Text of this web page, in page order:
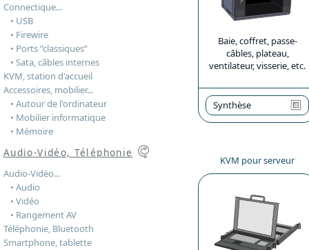
Baie, coffret, passe-
câbles, plateau,
ventilateur, visserie, etc.
Synthèse
KVM pour serveur
Connectique...
• USB
• Firewire
• Ports “classiques”
• Sata, câbles internes
KVM, station d'accueil
Accessoires, mobilier...
• Autour de l'ordinateur
• Mobilier informatique
• Mémoire
Audio-Vidéo, Téléphonie
Audio-Vidéo...
• Audio
• Vidéo
• Rangement AV
Téléphonie, Bluetooth
Smartphone, tablette